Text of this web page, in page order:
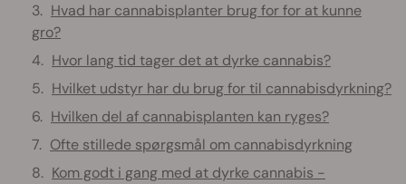
Hvad har cannabisplanter brug for for at kunne
gro?
Hvor lang tid tager det at dyrke cannabis?
Hvilket udstyr har du brug for til cannabisdyrkning?
Hvilken del af cannabisplanten kan ryges?
Ofte stillede spørgsmål om cannabisdyrkning
Kom godt i gang med at dyrke cannabis -